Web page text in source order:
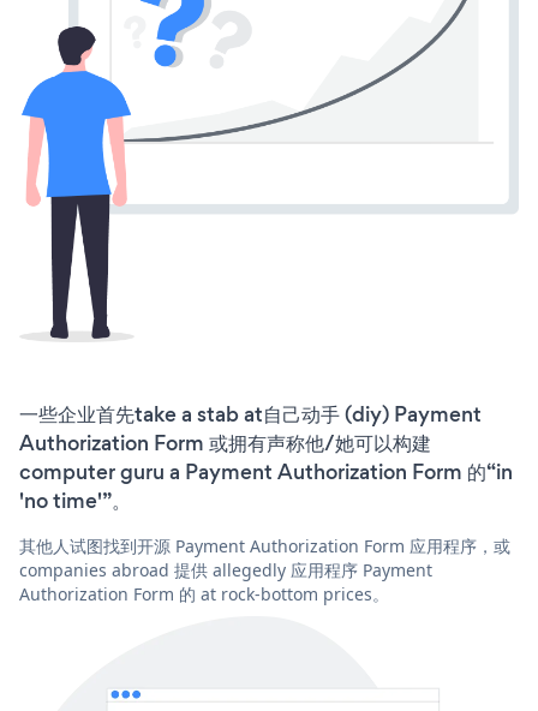
一些企业首先take a stab at自己动手 (diy) Payment
Authorization Form 或拥有声称他/她可以构建
computer guru a Payment Authorization Form 的“in
'no time'”。
其他人试图找到开源 Payment Authorization Form 应用程序，或
companies abroad 提供 allegedly 应用程序 Payment
Authorization Form 的 at rock-bottom prices。